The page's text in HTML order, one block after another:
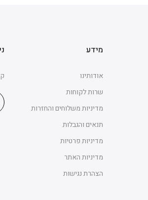
מידע
אודותינו
שרות לקוחות
מדיניות משלוחים והחזרות
תנאים והגבלות
מדיניות פרטיות
מדיניות האתר
הצהרת נגישות